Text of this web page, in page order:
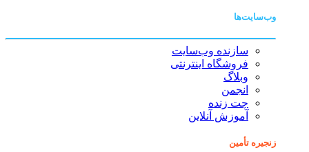
وب‌سایت‌ها
سازنده وب‌سایت
فروشگاه اینترنتی
وبلاگ
انجمن
چت زنده
آموزش آنلاین
زنجیره تأمین